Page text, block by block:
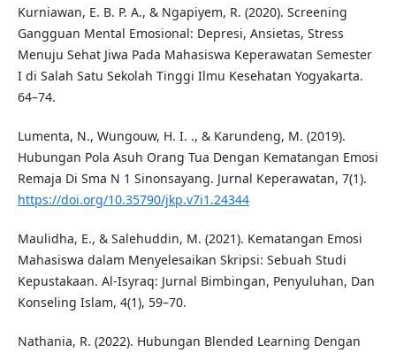
Kurniawan, E. B. P. A., & Ngapiyem, R. (2020). Screening
Gangguan Mental Emosional: Depresi, Ansietas, Stress
Menuju Sehat Jiwa Pada Mahasiswa Keperawatan Semester
I di Salah Satu Sekolah Tinggi Ilmu Kesehatan Yogyakarta.
64–74.
Lumenta, N., Wungouw, H. I. ., & Karundeng, M. (2019).
Hubungan Pola Asuh Orang Tua Dengan Kematangan Emosi
Remaja Di Sma N 1 Sinonsayang. Jurnal Keperawatan, 7(1).
https://doi.org/10.35790/jkp.v7i1.24344
Maulidha, E., & Salehuddin, M. (2021). Kematangan Emosi
Mahasiswa dalam Menyelesaikan Skripsi: Sebuah Studi
Kepustakaan. Al-Isyraq: Jurnal Bimbingan, Penyuluhan, Dan
Konseling Islam, 4(1), 59–70.
Nathania, R. (2022). Hubungan Blended Learning Dengan